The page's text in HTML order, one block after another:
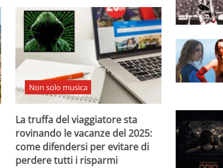
Non solo musica
La truffa del viaggiatore sta
rovinando le vacanze del 2025:
come difendersi per evitare di
perdere tutti i risparmi